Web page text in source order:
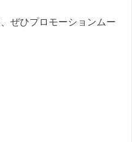
ぜひプロモーションムー